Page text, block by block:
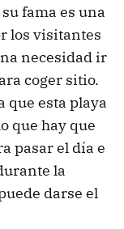
fama es una
los visitantes
necesidad ir
coger sitio.
que esta playa
que hay que
pasar el día e
la
darse el